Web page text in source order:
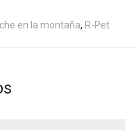
en la montaña, R-Pet